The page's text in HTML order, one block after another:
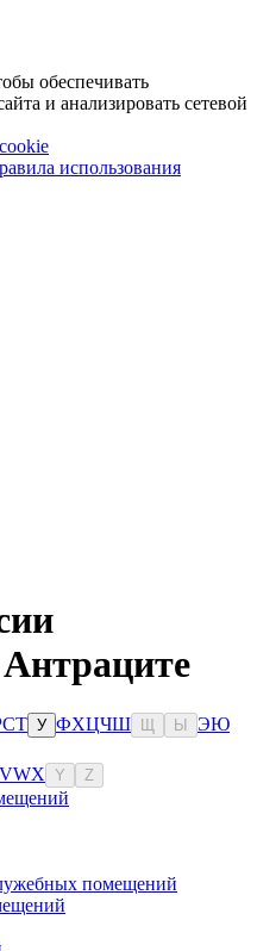
обеспечивать
и анализировать сетевой
использования
СТ У ФХЦЧШ Ы ЭЮ
VWX Y Z
помещений